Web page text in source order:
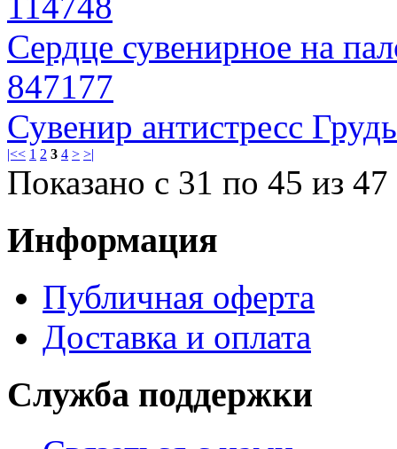
Сердце сувенирное на
847177
Сувенир антистресс Грудь
|<< 1 2 3 4 > >|
Показано с 31 по 45 из
Информация
Публичная оферта
Доставка и оплата
Служба поддержки